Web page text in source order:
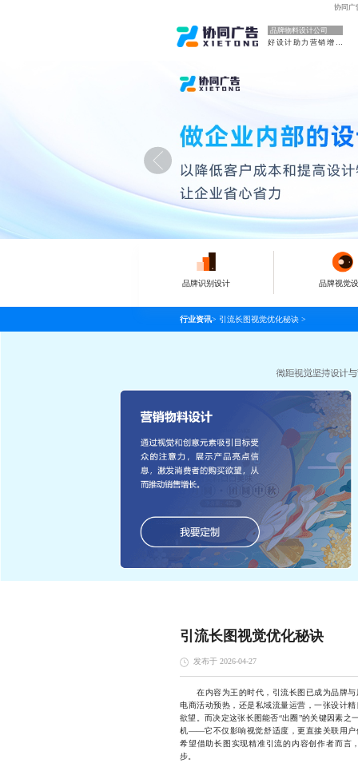
协同广
品牌物料设计公司
好设计助力营销增长
品牌识别设计 品牌视觉
行业资讯> 引流长图视觉优化秘诀 >
引流长图视觉优化秘诀
发布于 2026-04-27
在内容为王的时代，引流长图已成为品牌与
电商活动预热，还是私域流量运营，一张设计
欲望。而决定这张长图能否“出圈”的关键因素
机——它不仅影响视觉舒适度，更直接关联用户
希望借助长图实现精准引流的内容创作者而言
步。